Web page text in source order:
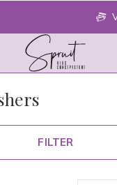
Veilig achteraf betalen
FILTER